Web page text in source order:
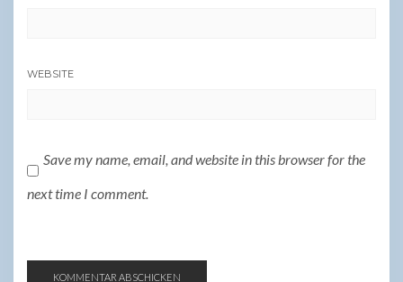
WEBSITE
Save my name, email, and website in this browser for the
next time I comment.